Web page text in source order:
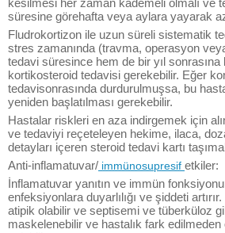
kesilmesi her zaman kademeli olmalı ve
süresine görehafta veya aylara yayarak
Fludrokortizon ile uzun süreli sistematik
stres zamanında (travma, operasyon
tedavi süresince hem de bir yıl
kortikosteroid tedavisi gerekebilir. Eğer
tedavisonrasında durdurulmuşsa, bu
yeniden başlatılması gerekebilir.
Hastalar riskleri en aza indirgemek için
ve tedaviyi reçeteleyen hekime, ilaca,
detayları içeren steroid tedavi kartı
Anti-inflamatuvar/ immünosupresif etkiler:
İnflamatuvar yanıtın ve immün
enfeksiyonlara duyarlılığı ve şiddeti
atipik olabilir ve septisemi ve tüberküloz
maskelenebilir ve hastalık fark